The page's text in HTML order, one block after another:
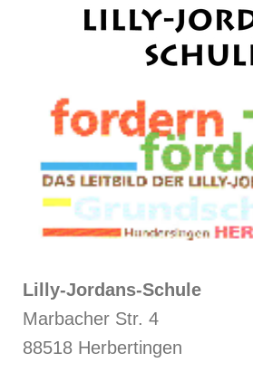
Lilly-Jordans-Schule
Marbacher Str. 4
88518 Herbertingen